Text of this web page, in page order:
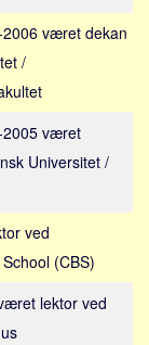
været dekan
/
2005 været
Universitet /
ved
(CBS)
lektor ved